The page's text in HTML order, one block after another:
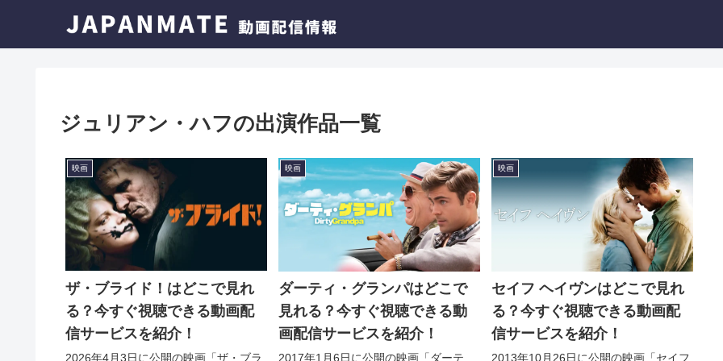
ジュリアン・ハフの出演作品一覧
映画
ザ・ブライド！はどこで見れ
る？今すぐ視聴できる動画配
信サービスを紹介！
2026年4月3日に公開の映画「ザ・ブラ
映画
ダーティ・グランパはどこで
見れる？今すぐ視聴できる動
画配信サービスを紹介！
2017年1月6日に公開の映画「ダーテ
映画
セイフ ヘイヴンはどこで見れ
る？今すぐ視聴できる動画配
信サービスを紹介！
2013年10月26日に公開の映画「セイフ